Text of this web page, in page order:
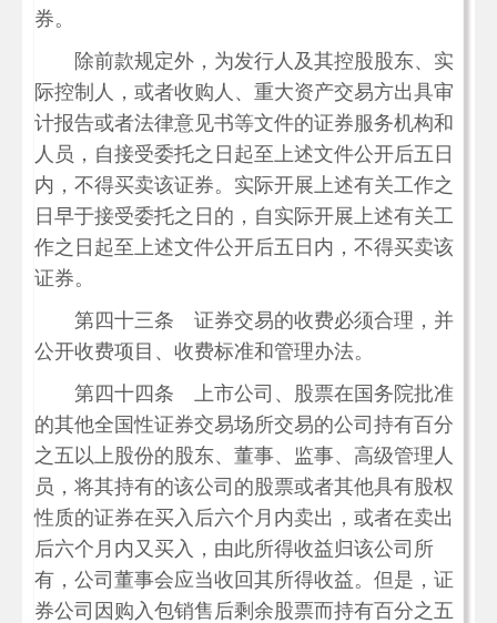
券。
除前款规定外，为发行人及其控股股东、实
际控制人，或者收购人、重大资产交易方出具审
计报告或者法律意见书等文件的证券服务机构和
人员，自接受委托之日起至上述文件公开后五日
内，不得买卖该证券。实际开展上述有关工作之
日早于接受委托之日的，自实际开展上述有关工
作之日起至上述文件公开后五日内，不得买卖该
证券。
第四十三条 证券交易的收费必须合理，并
公开收费项目、收费标准和管理办法。
第四十四条 上市公司、股票在国务院批准
的其他全国性证券交易场所交易的公司持有百分
之五以上股份的股东、董事、监事、高级管理人
员，将其持有的该公司的股票或者其他具有股权
性质的证券在买入后六个月内卖出，或者在卖出
后六个月内又买入，由此所得收益归该公司所
有，公司董事会应当收回其所得收益。但是，证
券公司因购入包销售后剩余股票而持有百分之五